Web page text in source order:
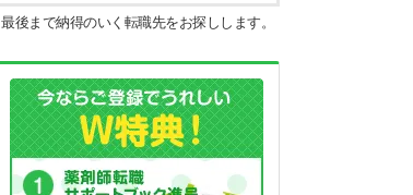
最後まで納得のいく転職先をお探しします。